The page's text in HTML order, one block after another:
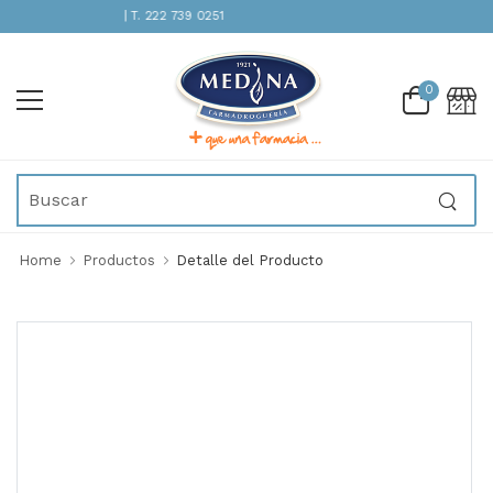
INMEDIATA | T. 222 739 0251
0
Home Productos Detalle del Producto